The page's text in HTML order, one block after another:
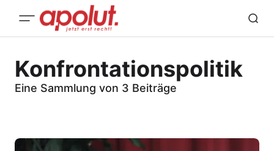
Konfrontationspolitik
Eine Sammlung von 3 Beiträge